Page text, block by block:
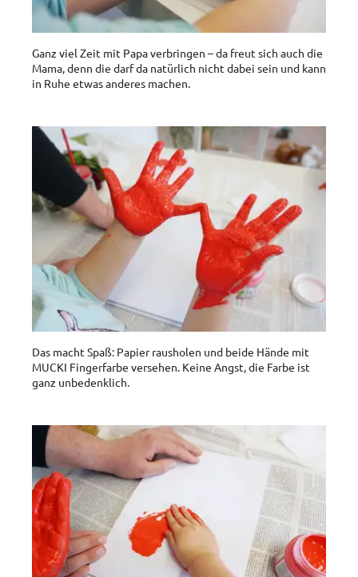
Ganz viel Zeit mit Papa verbringen – da freut sich auch die
Mama, denn die darf da natürlich nicht dabei sein und kann
in Ruhe etwas anderes machen.
Das macht Spaß: Papier rausholen und beide Hände mit
MUCKI Fingerfarbe versehen. Keine Angst, die Farbe ist
ganz unbedenklich.